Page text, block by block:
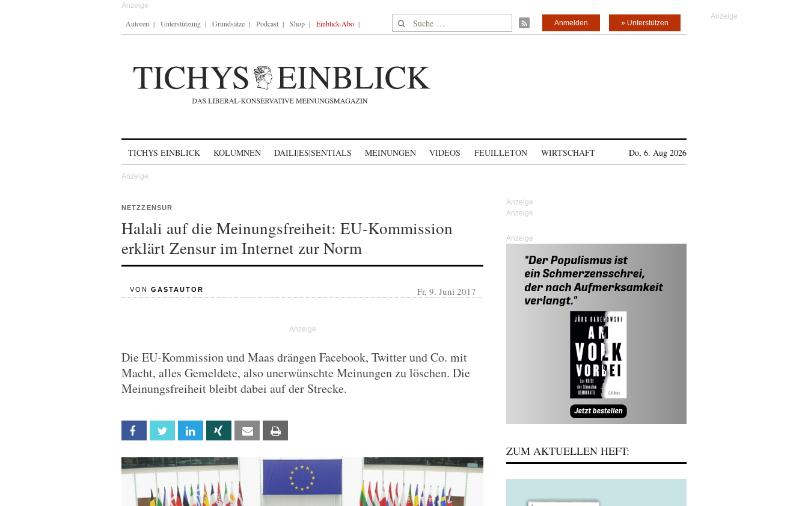
Autoren Unterstützung Grundsätze Podcast Shop Einblick-Abo Suche nach: » Unterstützen
Anmelden
TICHYS EINBLICK KOLUMNEN DAILI|ES|SENTIALS MEINUNGEN VIDEOS FEUILLETON WIRTSCHAFT Do, 6. Aug 2026
NETZZENSUR
Halali auf die Meinungsfreiheit: EU-Kommission
erklärt Zensur im Internet zur Norm
VON GASTAUTOR Fr, 9. Juni 2017
Die EU-Kommission und Maas drängen Facebook, Twitter und Co. mit
Macht, alles Gemeldete, also unerwünschte Meinungen zu löschen. Die
Meinungsfreiheit bleibt dabei auf der Strecke.
Facebook Twitter Linkedin Xing Email
Anzeige
ZUM AKTUELLEN HEFT: